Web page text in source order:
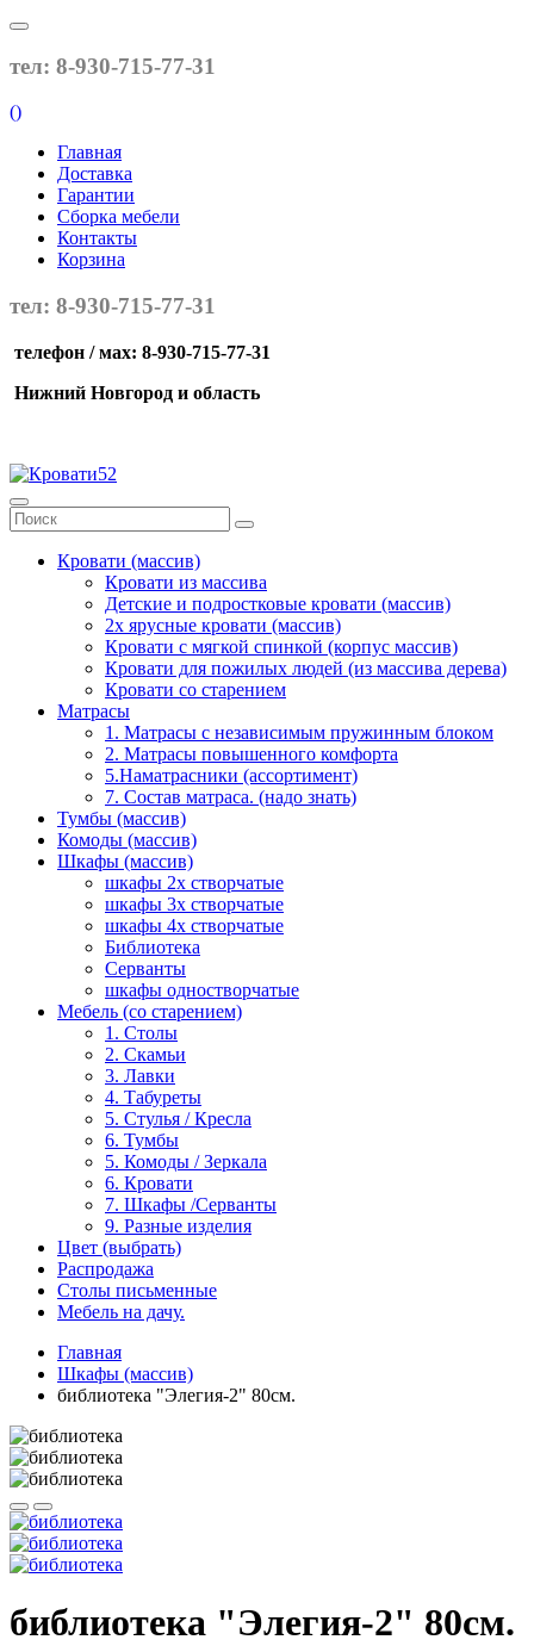
тел: 8-930-715-77-31
()
Главная
Доставка
Гарантии
Сборка мебели
Контакты
Корзина
тел: 8-930-715-77-31
телефон / мах: 8-930-715-77-31
Нижний Новгород и область
Кровати (массив)
Кровати из массива
Детские и подростковые кровати (массив)
2х ярусные кровати (массив)
Кровати с мягкой спинкой (корпус массив)
Кровати для пожилых людей (из массива дерева)
Кровати со старением
Матрасы
1. Матрасы с независимым пружинным блоком
2. Матрасы повышенного комфорта
5.Наматрасники (ассортимент)
7. Состав матраса. (надо знать)
Тумбы (массив)
Комоды (массив)
Шкафы (массив)
шкафы 2х створчатые
шкафы 3х створчатые
шкафы 4х створчатые
Библиотека
Серванты
шкафы одностворчатые
Мебель (со старением)
1. Столы
2. Скамьи
3. Лавки
4. Табуреты
5. Стулья / Кресла
6. Тумбы
5. Комоды / Зеркала
6. Кровати
7. Шкафы /Серванты
9. Разные изделия
Цвет (выбрать)
Распродажа
Столы письменные
Мебель на дачу.
Главная
Шкафы (массив)
библиотека "Элегия-2" 80см.
библиотека "Элегия-2" 80см.